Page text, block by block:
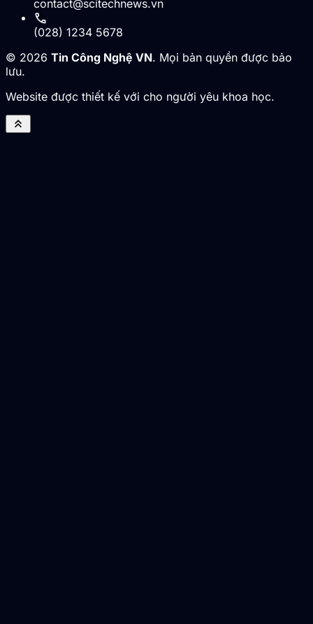
contact@scitechnews.vn
call
(028) 1234 5678
© 2026 Tin Công Nghệ VN. Mọi bản quyền được bảo
lưu.
Website được thiết kế với cho người yêu khoa học.
keyboard_double_arrow_up